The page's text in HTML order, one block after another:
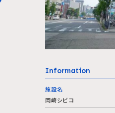
Information
施設名
岡崎シビコ